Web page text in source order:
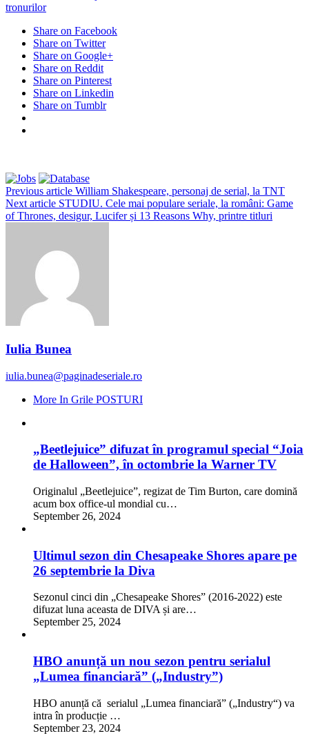
tronurilor
Share on Facebook
Share on Twitter
Share on Google+
Share on Reddit
Share on Pinterest
Share on Linkedin
Share on Tumblr
Previous article William Shakespeare, personaj de serial, la TNT
Next article STUDIU. Cele mai populare seriale, la români: Game
of Thrones, desigur, Lucifer și 13 Reasons Why, printre titluri
Iulia Bunea
iulia.bunea@paginadeseriale.ro
More In Grile POSTURI
„Beetlejuice” difuzat în programul special “Joia
de Halloween”, în octombrie la Warner TV
Originalul „Beetlejuice”, regizat de Tim Burton, care domină
acum box office-ul mondial cu…
September 26, 2024
Ultimul sezon din Chesapeake Shores apare pe
26 septembrie la Diva
Sezonul cinci din „Chesapeake Shores” (2016-2022) este
difuzat luna aceasta de DIVA și are…
September 25, 2024
HBO anunță un nou sezon pentru serialul
„Lumea financiară” („Industry”)
HBO anunță că serialul „Lumea financiară” („Industry“) va
intra în producție …
September 23, 2024